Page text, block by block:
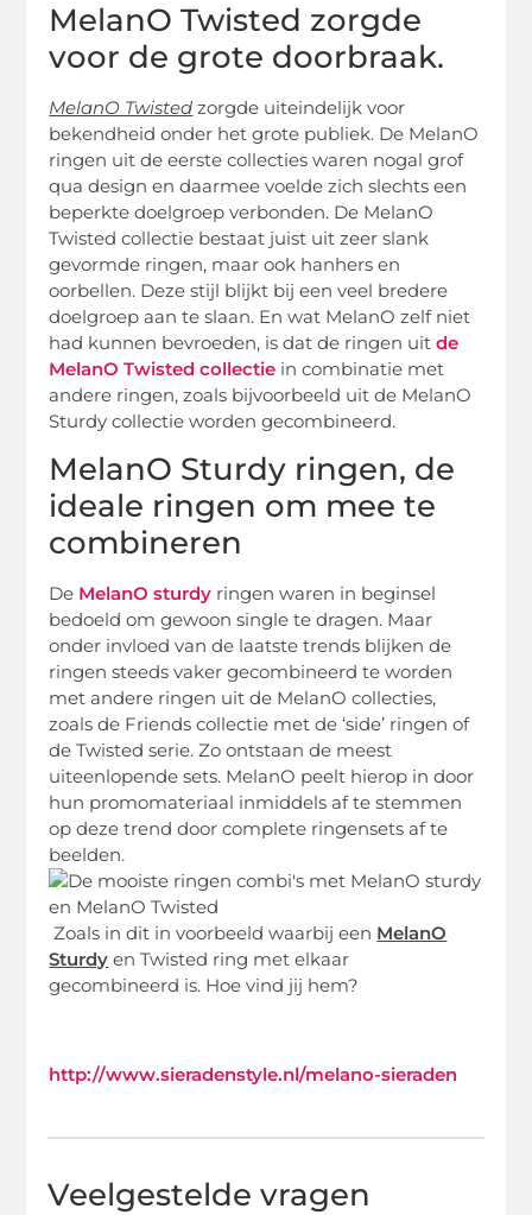
MelanO Twisted zorgde
voor de grote doorbraak.
MelanO Twisted zorgde uiteindelijk voor
bekendheid onder het grote publiek. De MelanO
ringen uit de eerste collecties waren nogal grof
qua design en daarmee voelde zich slechts een
beperkte doelgroep verbonden. De MelanO
Twisted collectie bestaat juist uit zeer slank
gevormde ringen, maar ook hanhers en
oorbellen. Deze stijl blijkt bij een veel bredere
doelgroep aan te slaan. En wat MelanO zelf niet
had kunnen bevroeden, is dat de ringen uitde
MelanO Twisted collectie in combinatie met
andere ringen, zoals bijvoorbeeld uit de MelanO
Sturdy collectie worden gecombineerd.
MelanO Sturdy ringen, de
ideale ringen om mee te
combineren
De MelanO sturdy ringen waren in beginsel
bedoeld om gewoon single te dragen. Maar
onder invloed van de laatste trends blijken de
ringen steeds vaker gecombineerd te worden
met andere ringen uit de MelanO collecties,
zoals de Friends collectie met de ‘side’ ringen of
de Twisted serie. Zo ontstaan de meest
uiteenlopende sets. MelanO peelt hierop in door
hun promomateriaal inmiddels af te stemmen
op deze trend door complete ringensets af te
beelden.
Zoals in dit in voorbeeld waarbij een MelanO
Sturdy en Twisted ring met elkaar
gecombineerd is. Hoe vind jij hem?
http://www.sieradenstyle.nl/melano-sieraden
Veelgestelde vragen